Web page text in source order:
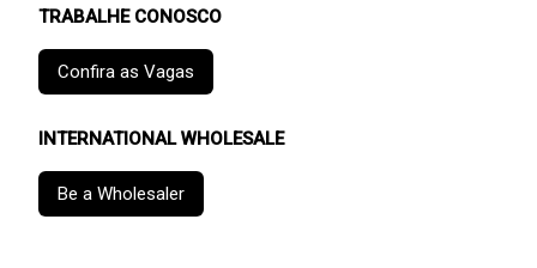
TRABALHE CONOSCO
Confira as Vagas
INTERNATIONAL WHOLESALE
Be a Wholesaler